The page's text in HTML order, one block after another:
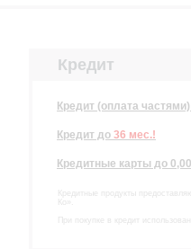
Кредит
Кредит (оплата
Кредит до 36 мес.!
Кредитные карты до
Кредитные продукты
Ко».
При покупке в кредит